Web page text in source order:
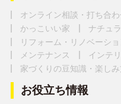
オンライン相談・打ち合わ
かっこいい家
ナチュ
リフォーム・リノベーショ
メンテナンス
インテ
家づくりの豆知識・楽しみ
お役立ち情報